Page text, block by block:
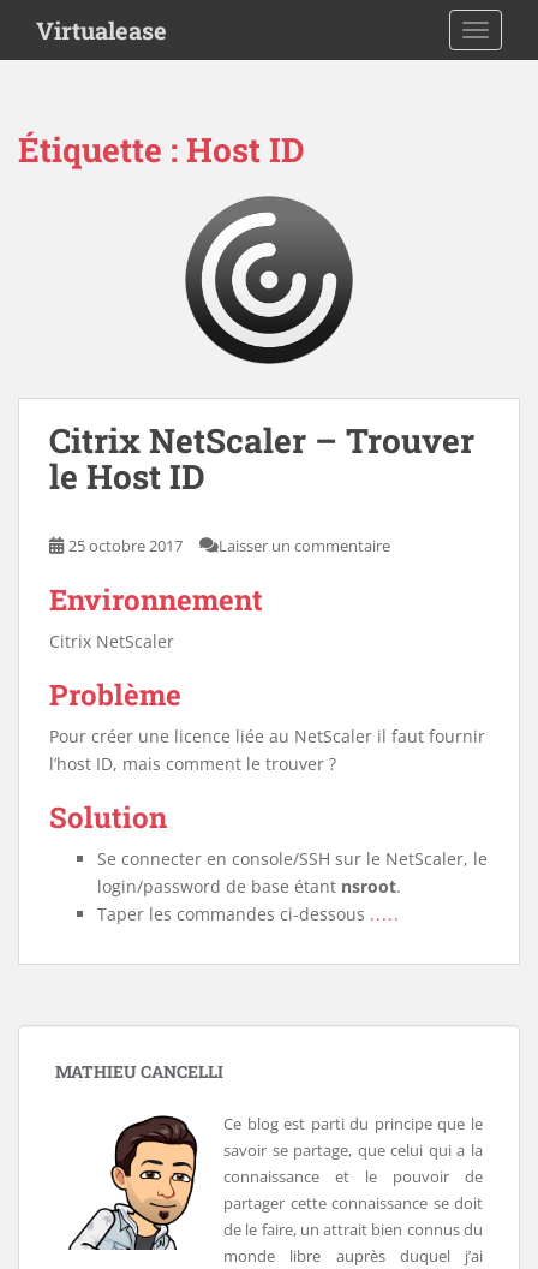
i
Virtualease
Étiquette :Host ID
Citrix NetScaler – Trouver
le Host ID
25 octobre 2017 Laisser un commentaire
Environnement
Citrix NetScaler
Problème
Pour créer une licence liée au NetScaler il faut fournir
l’host ID, mais comment le trouver ?
Solution
Se connecter en console/SSH sur le NetScaler, le
login/password de base étant nsroot.
Taper les commandes ci-dessous .....
MATHIEU CANCELLI
Ce blog est parti du principe que le
savoir se partage, que celui qui a la
connaissance et le pouvoir de
partager cette connaissance se doit
de le faire, un attrait bien connus du
monde libre auprès duquel j’ai